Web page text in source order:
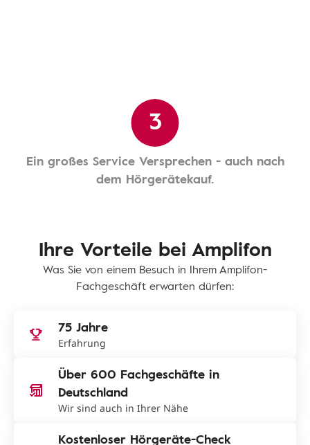
3
Ein großes Service Versprechen - auch nach
dem Hörgerätekauf.
Ihre Vorteile bei Amplifon
Was Sie von einem Besuch in Ihrem Amplifon-
Fachgeschäft erwarten dürfen:
75 Jahre
Erfahrung
Über 600 Fachgeschäfte in
Deutschland
Wir sind auch in Ihrer Nähe
Kostenloser Hörgeräte-Check